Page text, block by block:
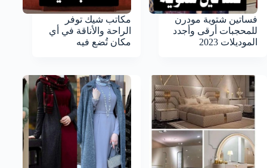
فساتين شتوية مودرن
للمحجبات أرقى وأجدد
الموديلات 2023
مكاتب شيك توفر
الراحة والأناقة في أي
مكان تُضع فيه